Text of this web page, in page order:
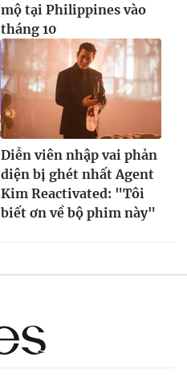
mộ tại Philippines vào
tháng 10
Diễn viên nhập vai phản
diện bị ghét nhất Agent
Kim Reactivated: "Tôi
biết ơn về bộ phim này"